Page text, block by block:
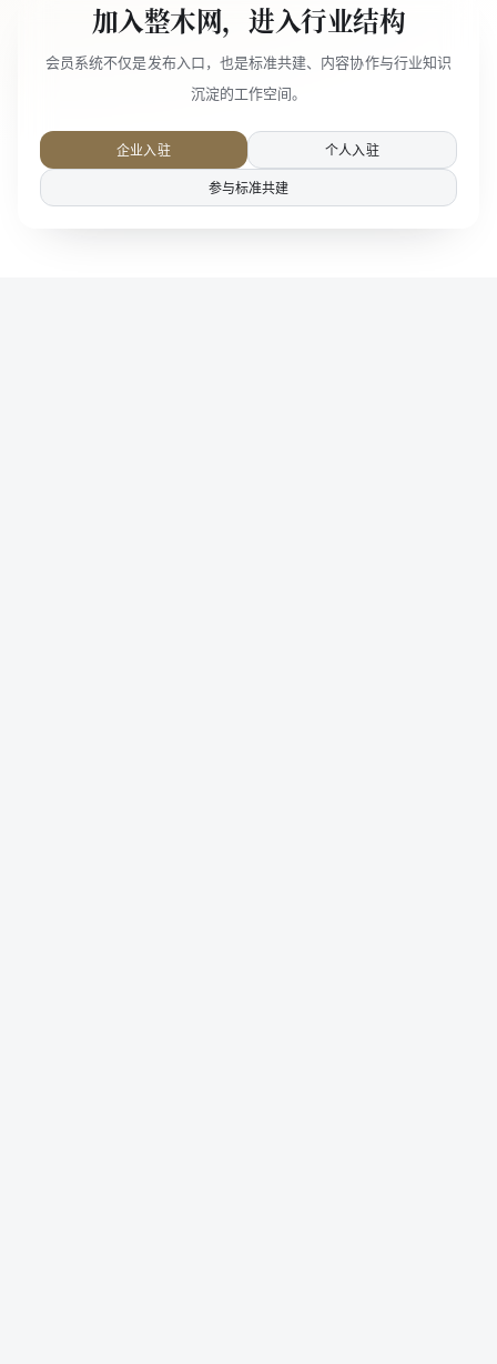
加入整木网，进入行业结构
会员系统不仅是发布入口，也是标准共建、内容协作与行业知识
沉淀的工作空间。
企业入驻
个人入驻
参与标准共建